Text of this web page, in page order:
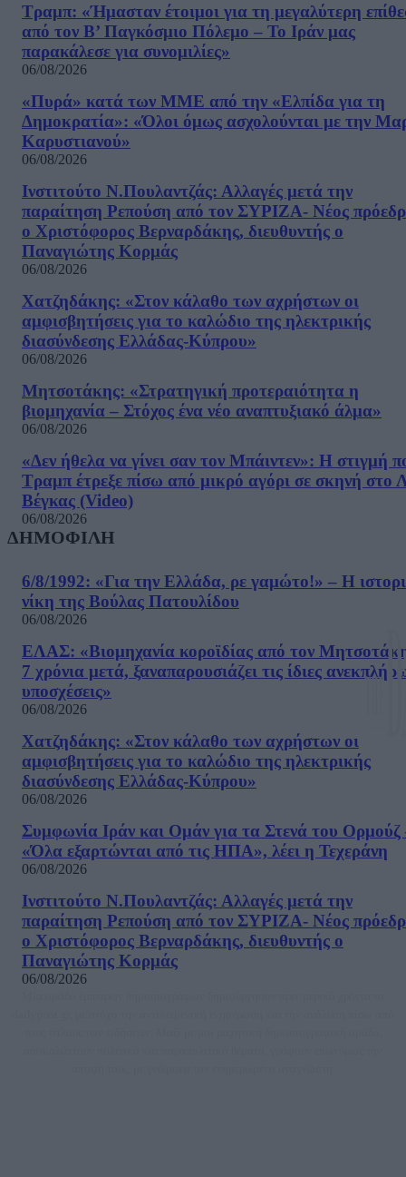
Τραμπ: «Ήμασταν έτοιμοι για τη μεγαλύτερη
από τον Β’ Παγκόσμιο Πόλεμο – Το Ιράν μας
παρακάλεσε για συνομιλίες»
06/08/2026
«Πυρά» κατά των ΜΜΕ από την «Ελπίδα για τη
Δημοκρατία»: «Όλοι όμως ασχολούνται με την
Καρυστιανού»
06/08/2026
Ινστιτούτο Ν.Πουλαντζάς: Αλλαγές μετά την
παραίτηση Ρεπούση από τον ΣΥΡΙΖΑ- Νέος
ο Χριστόφορος Βερναρδάκης, διευθυντής ο
Παναγιώτης Κορμάς
06/08/2026
Χατζηδάκης: «Στον κάλαθο των αχρήστων οι
αμφισβητήσεις για το καλώδιο της ηλεκτρικής
διασύνδεσης Ελλάδας-Κύπρου»
06/08/2026
Μητσοτάκης: «Στρατηγική προτεραιότητα η
βιομηχανία – Στόχος ένα νέο αναπτυξιακό άλμα»
06/08/2026
«Δεν ήθελα να γίνει σαν τον Μπάιντεν»: Η στιγμή
Τραμπ έτρεξε πίσω από μικρό αγόρι σε σκηνή στο
Βέγκας (Video)
06/08/2026
ΔΗΜΟΦΙΛΗ
6/8/1992: «Για την Ελλάδα, ρε γαμώτο!» – Η
νίκη της Βούλας Πατουλίδου
06/08/2026
ΕΛΑΣ: «Βιομηχανία κοροϊδίας από τον
7 χρόνια μετά, ξαναπαρουσιάζει τις ίδιες
υποσχέσεις»
06/08/2026
Χατζηδάκης: «Στον κάλαθο των αχρήστων οι
αμφισβητήσεις για το καλώδιο της ηλεκτρικής
διασύνδεσης Ελλάδας-Κύπρου»
06/08/2026
Συμφωνία Ιράν και Ομάν για τα Στενά του Ορμούζ
«Όλα εξαρτώνται από τις ΗΠΑ», λέει η Τεχεράνη
06/08/2026
Ινστιτούτο Ν.Πουλαντζάς: Αλλαγές μετά την
παραίτηση Ρεπούση από τον ΣΥΡΙΖΑ- Νέος
ο Χριστόφορος Βερναρδάκης, διευθυντής ο
Παναγιώτης Κορμάς
06/08/2026